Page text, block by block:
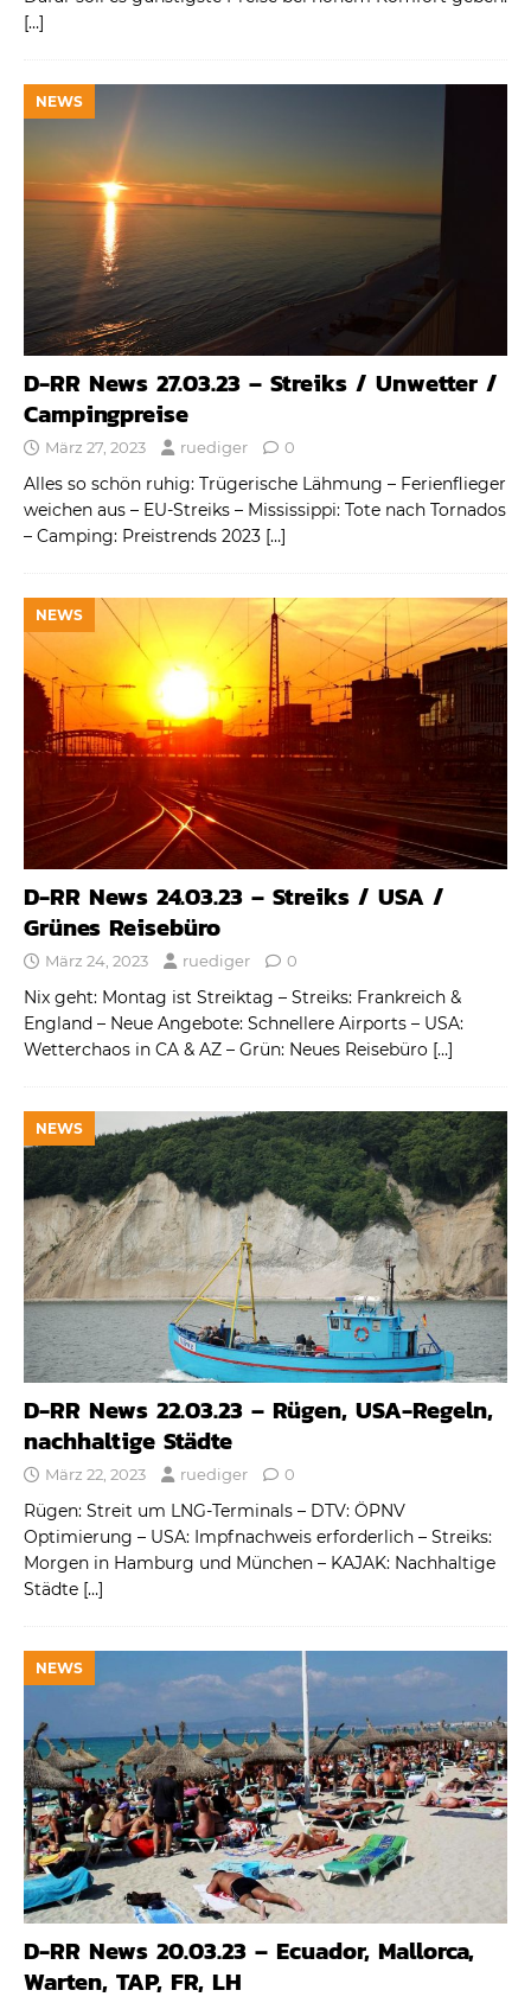
[…]
NEWS
D-RR News 27.03.23 – Streiks / Unwetter /
Campingpreise
März 27, 2023 ruediger 0
Alles so schön ruhig: Trügerische Lähmung – Ferienflieger
weichen aus – EU-Streiks – Mississippi: Tote nach Tornados
– Camping: Preistrends 2023 […]
NEWS
D-RR News 24.03.23 – Streiks / USA /
Grünes Reisebüro
März 24, 2023 ruediger 0
Nix geht: Montag ist Streiktag – Streiks: Frankreich &
England – Neue Angebote: Schnellere Airports – USA:
Wetterchaos in CA & AZ – Grün: Neues Reisebüro […]
NEWS
D-RR News 22.03.23 – Rügen, USA-Regeln,
nachhaltige Städte
März 22, 2023 ruediger 0
Rügen: Streit um LNG-Terminals – DTV: ÖPNV
Optimierung – USA: Impfnachweis erforderlich – Streiks:
Morgen in Hamburg und München – KAJAK: Nachhaltige
Städte […]
NEWS
D-RR News 20.03.23 – Ecuador, Mallorca,
Warten, TAP, FR, LH